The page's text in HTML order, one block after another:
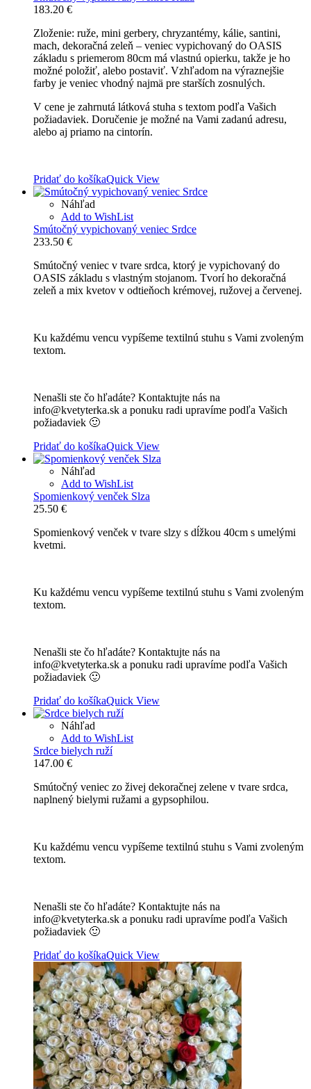
183.20 €
Zloženie: ruže, mini gerbery, chryzantémy, kálie, santini,
mach, dekoračná zeleň – veniec vypichovaný do OASIS
základu s priemerom 80cm má vlastnú opierku, takže je ho
možné položiť, alebo postaviť. Vzhľadom na výraznejšie
farby je veniec vhodný najmä pre starších zosnulých.
V cene je zahrnutá látková stuha s textom podľa Vašich
požiadaviek. Doručenie je možné na Vami zadanú adresu,
alebo aj priamo na cintorín.
Pridať do košíkaQuick View
Náhľad
Add to WishList
Smútočný vypichovaný veniec Srdce
233.50 €
Smútočný veniec v tvare srdca, ktorý je vypichovaný do
OASIS základu s vlastným stojanom. Tvorí ho dekoračná
zeleň a mix kvetov v odtieňoch krémovej, ružovej a červenej.
Ku každému vencu vypíšeme textilnú stuhu s Vami zvoleným
textom.
Nenašli ste čo hľadáte? Kontaktujte nás na
info@kvetyterka.sk a ponuku radi upravíme podľa Vašich
požiadaviek 🙂
Pridať do košíkaQuick View
Náhľad
Add to WishList
Spomienkový venček Slza
25.50 €
Spomienkový venček v tvare slzy s dĺžkou 40cm s umelými
kvetmi.
Ku každému vencu vypíšeme textilnú stuhu s Vami zvoleným
textom.
Nenašli ste čo hľadáte? Kontaktujte nás na
info@kvetyterka.sk a ponuku radi upravíme podľa Vašich
požiadaviek 🙂
Pridať do košíkaQuick View
Náhľad
Add to WishList
Srdce bielych ruží
147.00 €
Smútočný veniec zo živej dekoračnej zelene v tvare srdca,
naplnený bielymi ružami a gypsophilou.
Ku každému vencu vypíšeme textilnú stuhu s Vami zvoleným
textom.
Nenašli ste čo hľadáte? Kontaktujte nás na
info@kvetyterka.sk a ponuku radi upravíme podľa Vašich
požiadaviek 🙂
Pridať do košíkaQuick View